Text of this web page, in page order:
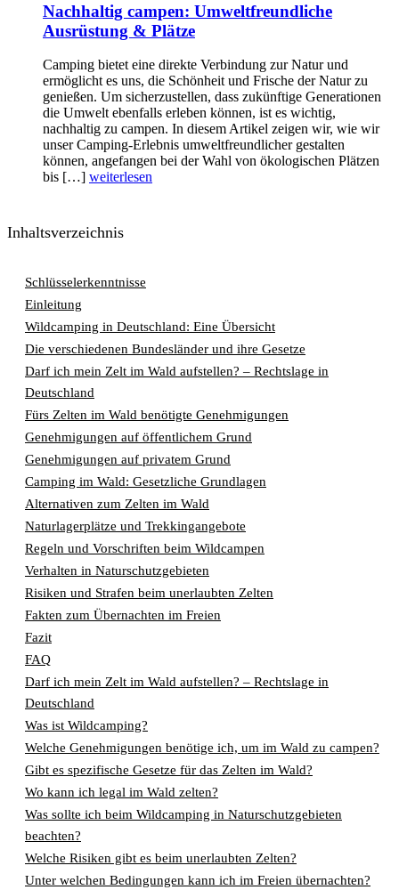
Nachhaltig campen: Umweltfreundliche
Ausrüstung & Plätze
Camping bietet eine direkte Verbindung zur Natur und
ermöglicht es uns, die Schönheit und Frische der Natur zu
genießen. Um sicherzustellen, dass zukünftige Generationen
die Umwelt ebenfalls erleben können, ist es wichtig,
nachhaltig zu campen. In diesem Artikel zeigen wir, wie wir
unser Camping-Erlebnis umweltfreundlicher gestalten
können, angefangen bei der Wahl von ökologischen Plätzen
bis […] weiterlesen
Inhaltsverzeichnis
Schlüsselerkenntnisse
Einleitung
Wildcamping in Deutschland: Eine Übersicht
Die verschiedenen Bundesländer und ihre Gesetze
Darf ich mein Zelt im Wald aufstellen? – Rechtslage in
Deutschland
Fürs Zelten im Wald benötigte Genehmigungen
Genehmigungen auf öffentlichem Grund
Genehmigungen auf privatem Grund
Camping im Wald: Gesetzliche Grundlagen
Alternativen zum Zelten im Wald
Naturlagerplätze und Trekkingangebote
Regeln und Vorschriften beim Wildcampen
Verhalten in Naturschutzgebieten
Risiken und Strafen beim unerlaubten Zelten
Fakten zum Übernachten im Freien
Fazit
FAQ
Darf ich mein Zelt im Wald aufstellen? – Rechtslage in
Deutschland
Was ist Wildcamping?
Welche Genehmigungen benötige ich, um im Wald zu campen?
Gibt es spezifische Gesetze für das Zelten im Wald?
Wo kann ich legal im Wald zelten?
Was sollte ich beim Wildcamping in Naturschutzgebieten
beachten?
Welche Risiken gibt es beim unerlaubten Zelten?
Unter welchen Bedingungen kann ich im Freien übernachten?